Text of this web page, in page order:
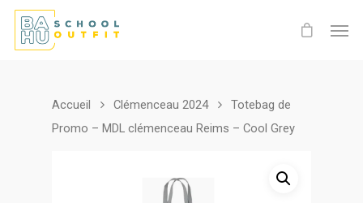
Accueil Clémenceau 2024
Totebag de
Promo – MDL clémenceau Reims – Cool Grey